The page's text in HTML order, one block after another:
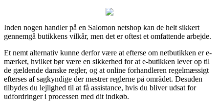
Inden nogen handler på en Salomon netshop kan de helt sikkert
gennemgå butikkens vilkår, men det er oftest et omfattende arbejde.
Et nemt alternativ kunne derfor være at efterse om netbutikken er e-
mærket, hvilket bør være en sikkerhed for at e-butikken lever op til
de gældende danske regler, og at online forhandleren regelmæssigt
efterses af sagkyndige der mestrer reglerne på området. Desuden
tilbydes du lejlighed til at få assistance, hvis du bliver udsat for
udfordringer i processen med dit indkøb.